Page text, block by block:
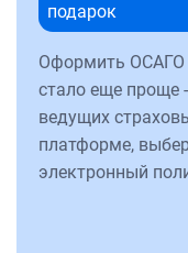
подарок
Оформить ОСАГО
стало еще проще
ведущих
платформе,
электронный